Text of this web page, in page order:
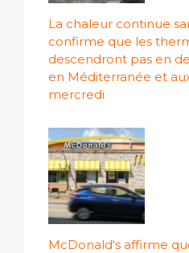
La chaleur continue
confirme que les
descendront pas en
en Méditerranée et
mercredi
McDonald's affirme